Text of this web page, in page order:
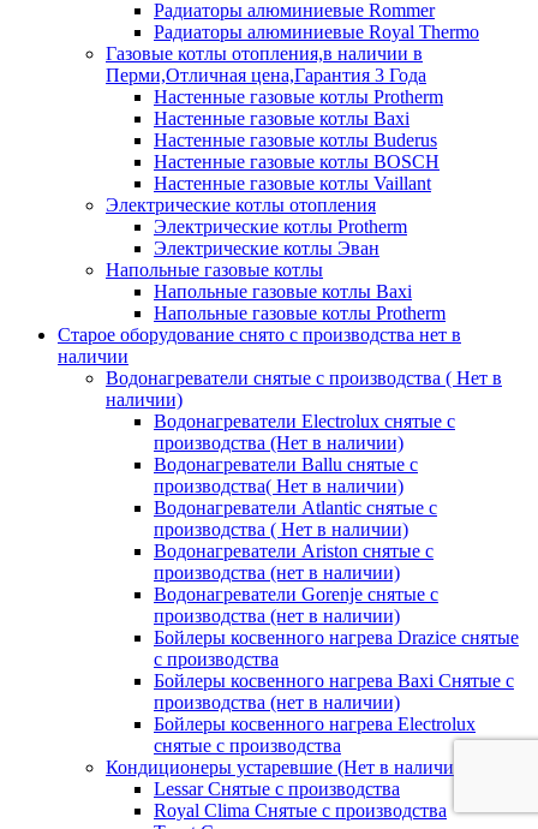
Радиаторы алюминиевые Rommer
Радиаторы алюминиевые Royal Thermo
Газовые котлы отопления,в наличии в
Перми,Отличная цена,Гарантия 3 Года
Настенные газовые котлы Protherm
Настенные газовые котлы Baxi
Настенные газовые котлы Buderus
Настенные газовые котлы BOSCH
Настенные газовые котлы Vaillant
Электрические котлы отопления
Электрические котлы Protherm
Электрические котлы Эван
Напольные газовые котлы
Напольные газовые котлы Baxi
Напольные газовые котлы Protherm
Старое оборудование снято с производства нет в
наличии
Водонагреватели снятые с производства ( Нет в
наличии)
Водонагреватели Electrolux снятые с
производства (Нет в наличии)
Водонагреватели Ballu снятые с
производства( Нет в наличии)
Водонагреватели Atlantic снятые с
производства ( Нет в наличии)
Водонагреватели Ariston снятые с
производства (нет в наличии)
Водонагреватели Gorenje снятые с
производства (нет в наличии)
Бойлеры косвенного нагрева Drazice снятые
с производства
Бойлеры косвенного нагрева Baxi Снятые с
производства (нет в наличии)
Бойлеры косвенного нагрева Electrolux
снятые с производства
Кондиционеры устаревшие (Нет в наличии)
Lessar Снятые с производства
Royal Clima Снятые с производства